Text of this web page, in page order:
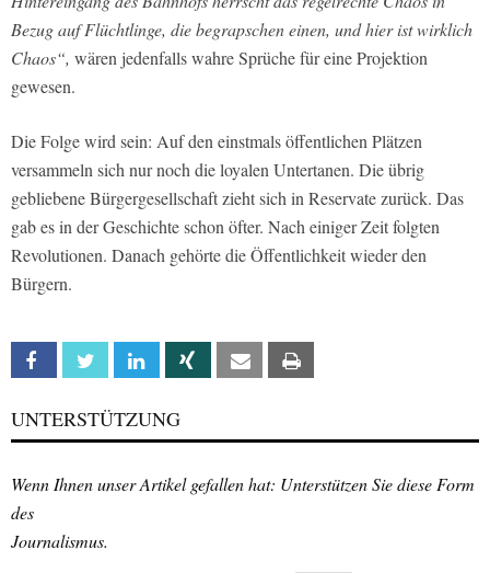
Bezug auf Flüchtlinge, die begrapschen einen, und hier ist wirklich
Chaos“, wären jedenfalls wahre Sprüche für eine Projektion
gewesen.
Die Folge wird sein: Auf den einstmals öffentlichen Plätzen
versammeln sich nur noch die loyalen Untertanen. Die übrig
gebliebene Bürgergesellschaft zieht sich in Reservate zurück. Das
gab es in der Geschichte schon öfter. Nach einiger Zeit folgten
Revolutionen. Danach gehörte die Öffentlichkeit wieder den
Bürgern.
Facebook Twitter Linkedin Xing Email
UNTERSTÜTZUNG
Wenn Ihnen unser Artikel gefallen hat: Unterstützen Sie diese Form
des
Journalismus.